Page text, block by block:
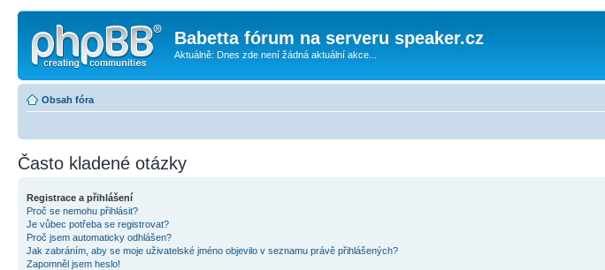
Babetta fórum na serveru speaker.cz
Aktuálně: Dnes zde není žádná aktuální akce...
Obsah fóra
Často kladené otázky
Registrace a přihlášení
Proč se nemohu přihlásit?
Je vůbec potřeba se registrovat?
Proč jsem automaticky odhlášen?
Jak zabráním, aby se moje uživatelské jméno objevilo v seznamu právě přihlášených?
Zapomněl jsem heslo!